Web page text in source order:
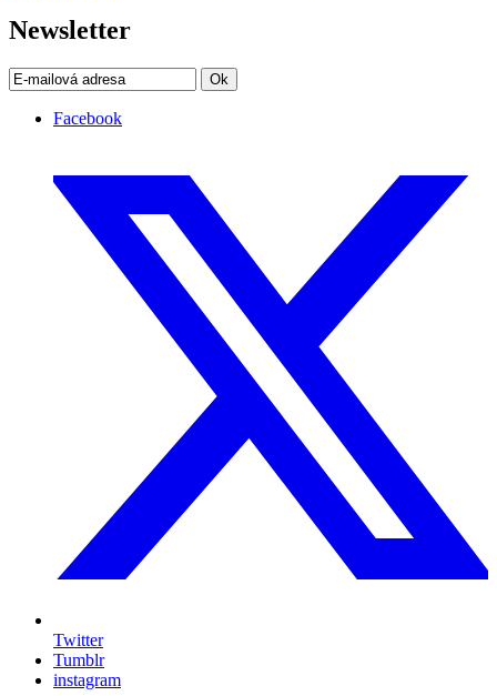
Newsletter
Ok
Facebook
Twitter
Tumblr
instagram